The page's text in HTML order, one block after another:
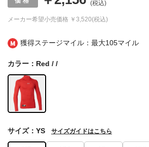
獲得ステージマイル：最大105マイル
メーカー希望小売価格 ￥3,520(税込)
(税込)
カラー：Red / /
サイズ：YS サイズガイドはこちら